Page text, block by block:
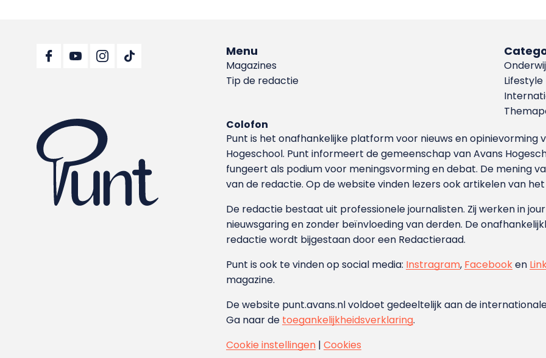
Menu
Magazines
Tip de redactie
Lifestyle
Colofon
Punt is het onafhankelijke platform voor nieuws en
Hoge­school. Punt informeert de gemeenschap van Avans
fungeert als podium voor meningsvorming en debat. De mening
van de redactie. Op de website vinden lezers ook artikelen van
De redactie bestaat uit professionele journalisten. Zij werken in
nieuwsgaring en zonder beïnvloeding van derden. De
redactie wordt bijgestaan door een Redactieraad.
Punt is ook te vinden op social media: Instragram, Facebooken
magazine.
De website punt.avans.nl voldoet gedeeltelijk aan de
Ga naar de toegankelijkheidsverklaring.
Cookie instellingen |Cookies